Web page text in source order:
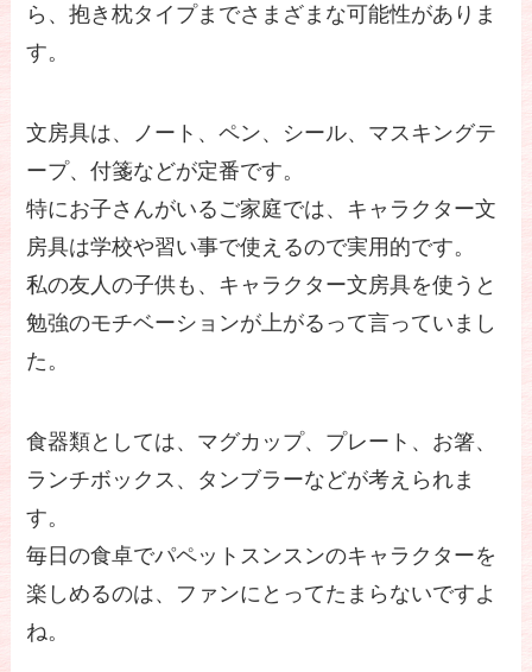
ら、抱き枕タイプまでさまざまな可能性がありま
す。
文房具は、ノート、ペン、シール、マスキングテ
ープ、付箋などが定番です。
特にお子さんがいるご家庭では、キャラクター文
房具は学校や習い事で使えるので実用的です。
私の友人の子供も、キャラクター文房具を使うと
勉強のモチベーションが上がるって言っていまし
た。
食器類としては、マグカップ、プレート、お箸、
ランチボックス、タンブラーなどが考えられま
す。
毎日の食卓でパペットスンスンのキャラクターを
楽しめるのは、ファンにとってたまらないですよ
ね。